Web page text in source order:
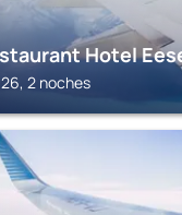
Hotel
2 noches